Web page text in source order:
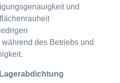
und
des Betriebs und